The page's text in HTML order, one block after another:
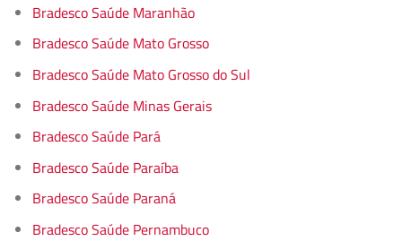
Bradesco Saúde Maranhão
Bradesco Saúde Mato Grosso
Bradesco Saúde Mato Grosso do Sul
Bradesco Saúde Minas Gerais
Bradesco Saúde Pará
Bradesco Saúde Paraíba
Bradesco Saúde Paraná
Bradesco Saúde Pernambuco